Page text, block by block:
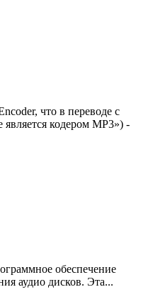
что в переводе с
является кодером MP3») -
обеспечение
аудио дисков. Эта...